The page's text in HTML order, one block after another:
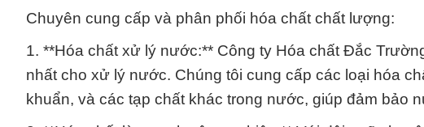
Chuyên cung cấp và phân phối hóa chất chất lượng:
1. **Hóa chất xử lý nước:** Công ty Hóa chất Đắc
nhất cho xử lý nước. Chúng tôi cung cấp các loại hóa
khuẩn, và các tạp chất khác trong nước, giúp đảm bảo